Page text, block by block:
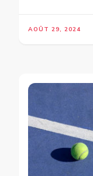
AOÛT 29, 2024